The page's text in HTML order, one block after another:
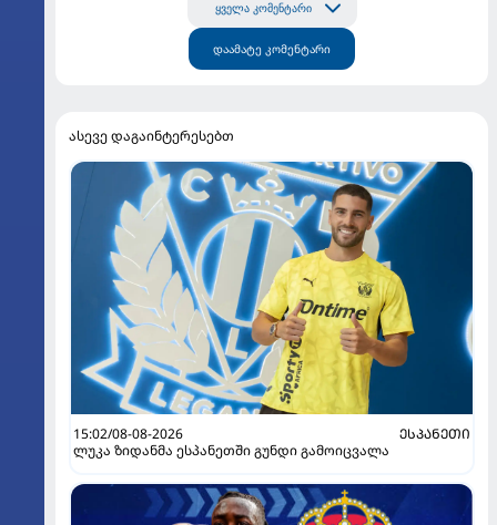
ყველა კომენტარი
დაამატე კომენტარი
ასევე დაგაინტერესებთ
15:02/08-08-2026
ᲔᲡᲞᲐᲜᲔᲗᲘ
ლუკა ზიდანმა ესპანეთში გუნდი გამოიცვალა